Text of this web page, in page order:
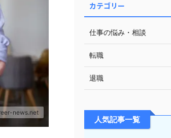
news.net
カテゴリー
仕事の悩み・相談
転職
退職
人気記事一覧